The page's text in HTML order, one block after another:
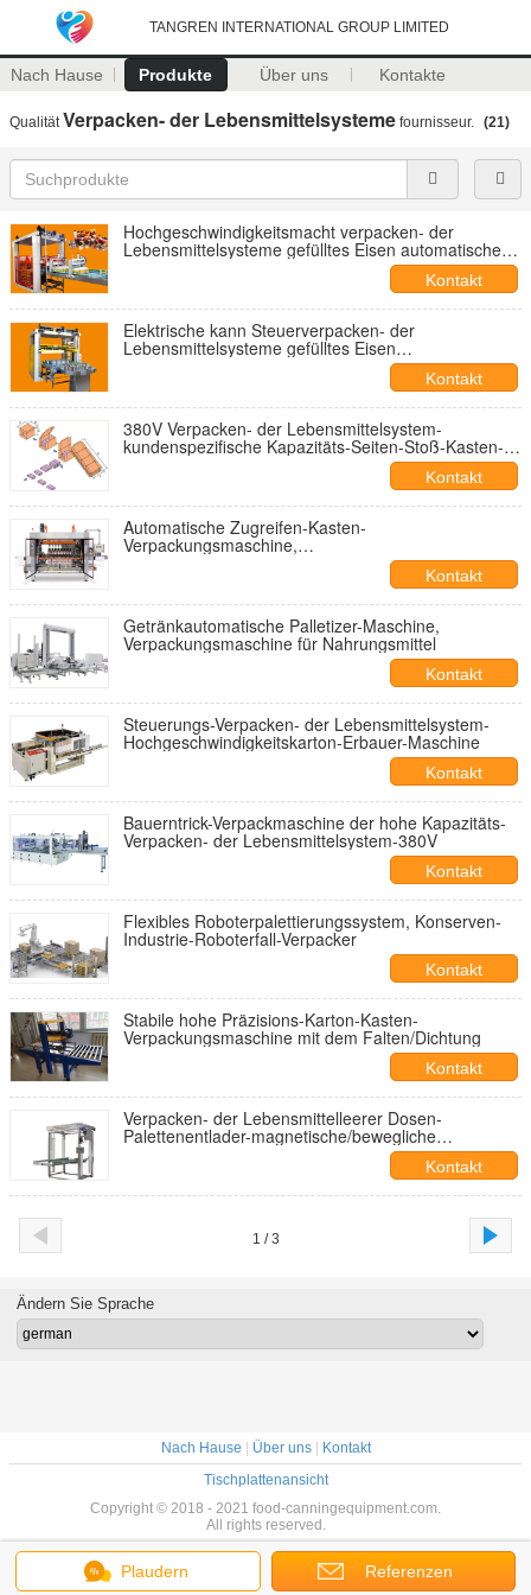
TANGREN INTERNATIONAL GROUP LIMITED
Nach Hause Produkte Über uns Kontakte
QualitätVerpacken- der Lebensmittelsysteme fournisseur. (21)
Hochgeschwindigkeitsmacht verpacken- der
Lebensmittelsysteme gefülltes Eisen automatische
Kontakt
Elektrische kann Steuerverpacken- der
Lebensmittelsysteme gefülltes Eisen
Kontakt
380V Verpacken- der Lebensmittelsystem-
kundenspezifische Kapazitäts-Seiten-Stoß-Kasten-
Kontakt
Automatische Zugreifen-Kasten-
Verpackungsmaschine,
Hochgeschwindigkeitsverpacken- der
Kontakt
Getränkautomatische Palletizer-Maschine,
Verpackungsmaschine für Nahrungsmittel
Kontakt
Steuerungs-Verpacken- der Lebensmittelsystem-
Hochgeschwindigkeitskarton-Erbauer-Maschine
Kontakt
Bauerntrick-Verpackmaschine der hohe Kapazitäts-
Verpacken- der Lebensmittelsystem-380V
Kontakt
Flexibles Roboterpalettierungssystem, Konserven-
Industrie-Roboterfall-Verpacker
Kontakt
Stabile hohe Präzisions-Karton-Kasten-
Verpackungsmaschine mit dem Falten/Dichtung
Kontakt
Verpacken- der Lebensmittelleerer Dosen-
Palettenentlader-magnetische/bewegliche
Kontakt
1 / 3
Plaudern Referenzen
Ändern Sie Sprache
Nach Hause Über uns|
Kontakt
Tischplattenansicht
Copyright © 2018 - 2021 food-canningequipment.com.
All rights reserved.